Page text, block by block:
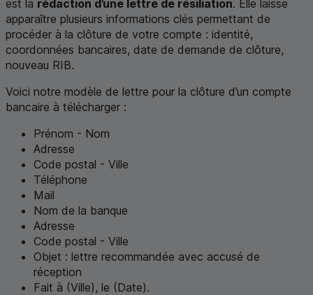
est la rédaction d’une lettre de résiliation. Elle laisse
apparaître plusieurs informations clés permettant de
procéder à la clôture de votre compte : identité,
coordonnées bancaires, date de demande de clôture,
nouveau RIB.
Voici notre modèle de lettre pour la clôture d’un compte
bancaire à télécharger :
Prénom - Nom
Adresse
Code postal - Ville
Téléphone
Mail
Nom de la banque
Adresse
Code postal - Ville
Objet : lettre recommandée avec accusé de
réception
Fait à (Ville), le (Date).